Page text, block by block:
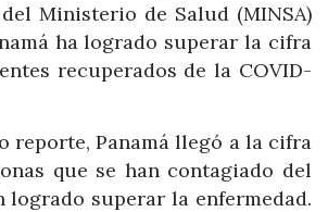
Ministerio de Salud (MINSA)
ha logrado superar la cifra
recuperados de la COVID-
reporte, Panamá llegó a la cifra
que se han contagiado del
logrado superar la enfermedad.